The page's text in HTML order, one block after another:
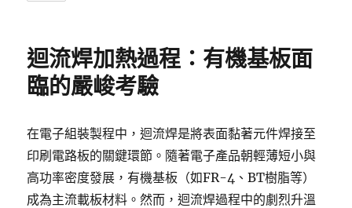
迴流焊加熱過程：有機基板面
臨的嚴峻考驗
在電子組裝製程中，迴流焊是將表面黏著元件焊接至
印刷電路板的關鍵環節。隨著電子產品朝輕薄短小與
高功率密度發展，有機基板（如FR-4、BT樹脂等）
成為主流載板材料。然而，迴流焊過程中的劇烈升溫